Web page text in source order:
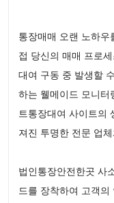
통장매매 오랜 노하
접 당신의 매매 프로
대여 구동 중 발생할
하는 웰메이드 모니터
트통장대여 사이트의
져진 투명한 전문 업
법인통장안전한곳 사
드를 장착하여 고객